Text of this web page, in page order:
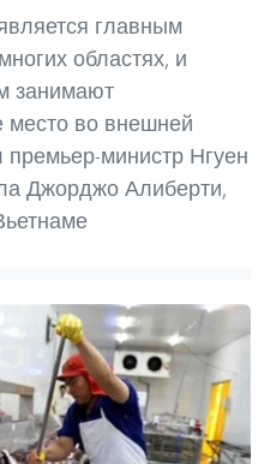
главным
областях, и
занимают
место во внешней
премьер-министр Нгуен
Джорджо Алиберти,